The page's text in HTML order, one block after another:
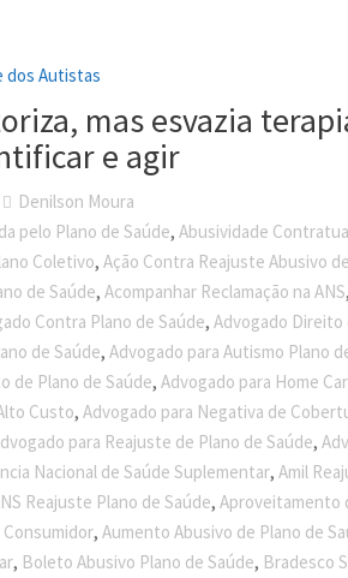
dos Autistas
mas esvazia
e agir
Denilson Moura
pelo Plano de Saúde,Abusividade
Coletivo,Ação Contra Reajuste Abusivo
de Saúde,Acompanhar Reclamação na ANS
Contra Plano de Saúde,Advogado Direito
de Saúde,Advogado para Autismo Plano
de Plano de Saúde,Advogado para Home
Custo,Advogado para Negativa de
para Reajuste de Plano de Saúde,
Nacional de Saúde Suplementar,Amil
Reajuste Plano de Saúde,Aproveitamento
,Aumento Abusivo de Plano de
, Boleto Abusivo Plano de Saúde, Bradesco